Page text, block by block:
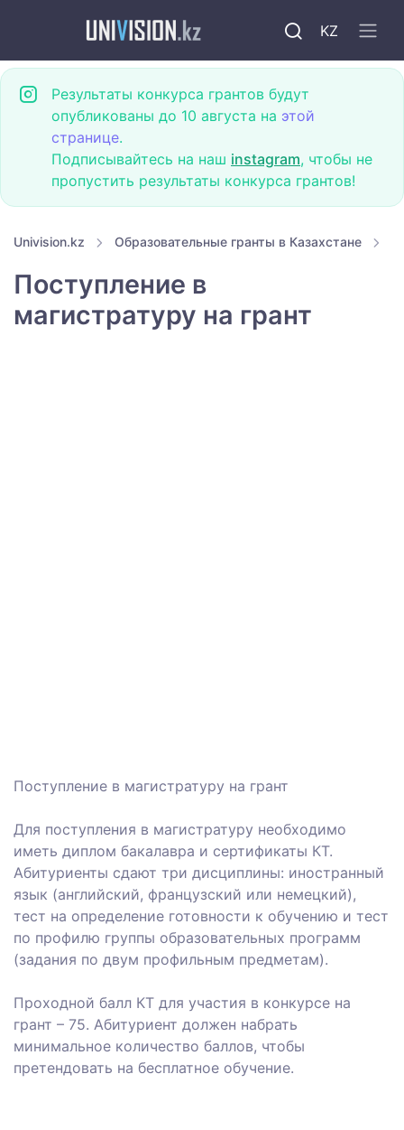
KZ
Результаты конкурса грантов будут
опубликованы до 10 августа на этой
странице.
Подписывайтесь на наш instagram, чтобы не
пропустить результаты конкурса грантов!
Univision.kz Образовательные гранты в Казахстане
Поступление в
магистратуру на грант
Поступление в магистратуру на грант
Для поступления в магистратуру необходимо
иметь диплом бакалавра и сертификаты КТ.
Абитуриенты сдают три дисциплины: иностранный
язык (английский, французский или немецкий),
тест на определение готовности к обучению и тест
по профилю группы образовательных программ
(задания по двум профильным предметам).
Проходной балл КТ для участия в конкурсе на
грант – 75. Абитуриент должен набрать
минимальное количество баллов, чтобы
претендовать на бесплатное обучение.